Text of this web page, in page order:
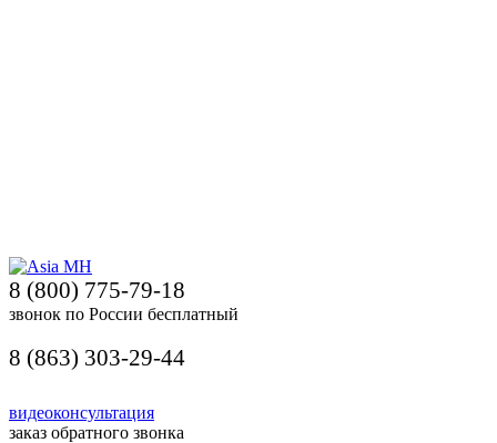
8 (800) 775-79-18
звонок по России бесплатный
8 (863) 303-29-44
видеоконсультация
заказ обратного звонка